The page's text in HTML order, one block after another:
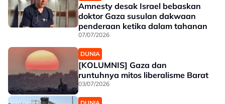
Amnesty desak Israel bebaskan
doktor Gaza susulan dakwaan
penderaan ketika dalam tahanan
07/07/2026
DUNIA
[KOLUMNIS] Gaza dan
runtuhnya mitos liberalisme Barat
03/07/2026